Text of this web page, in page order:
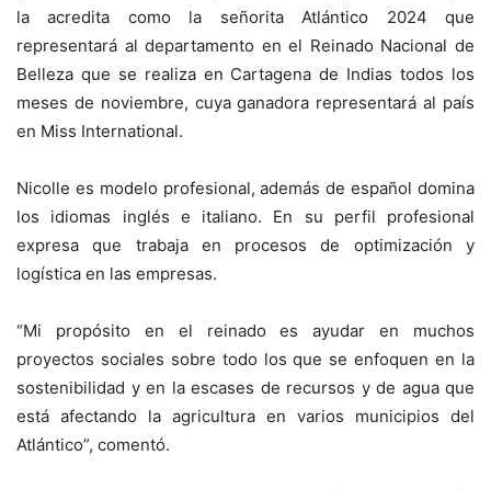
la acredita como la señorita Atlántico 2024 que
representará al departamento en el Reinado Nacional de
Belleza que se realiza en Cartagena de Indias todos los
meses de noviembre, cuya ganadora representará al país
en Miss International.
Nicolle es modelo profesional, además de español domina
los idiomas inglés e italiano. En su perfil profesional
expresa que trabaja en procesos de optimización y
logística en las empresas.
“Mi propósito en el reinado es ayudar en muchos
proyectos sociales sobre todo los que se enfoquen en la
sostenibilidad y en la escases de recursos y de agua que
está afectando la agricultura en varios municipios del
Atlántico”, comentó.